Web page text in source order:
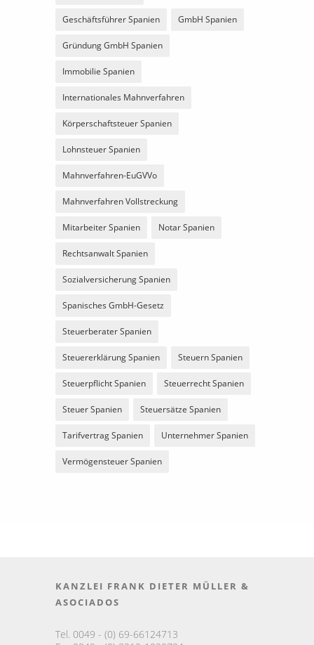
Geschäftsführer Spanien GmbH Spanien
Gründung GmbH Spanien
Immobilie Spanien
Internationales Mahnverfahren
Körperschaftsteuer Spanien
Lohnsteuer Spanien
Mahnverfahren-EuGVVo
Mahnverfahren Vollstreckung
Mitarbeiter Spanien Notar Spanien
Rechtsanwalt Spanien
Sozialversicherung Spanien
Spanisches GmbH-Gesetz
Steuerberater Spanien
Steuererklärung Spanien Steuern Spanien
Steuerpflicht Spanien Steuerrecht Spanien
Steuer Spanien Steuersätze Spanien
Tarifvertrag Spanien Unternehmer Spanien
Vermögensteuer Spanien
KANZLEI FRANK DIETER MÜLLER &
ASOCIADOS
Tel. 0049 - (0) 69-66124713